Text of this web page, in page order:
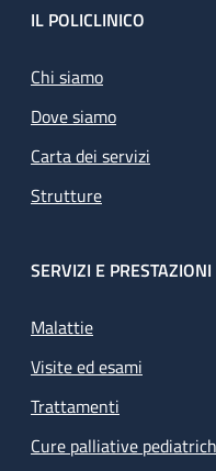
Footer
IL POLICLINICO
Chi siamo
Dove siamo
Carta dei servizi
Strutture
SERVIZI E PRESTAZIONI
Malattie
Visite ed esami
Trattamenti
Cure palliative